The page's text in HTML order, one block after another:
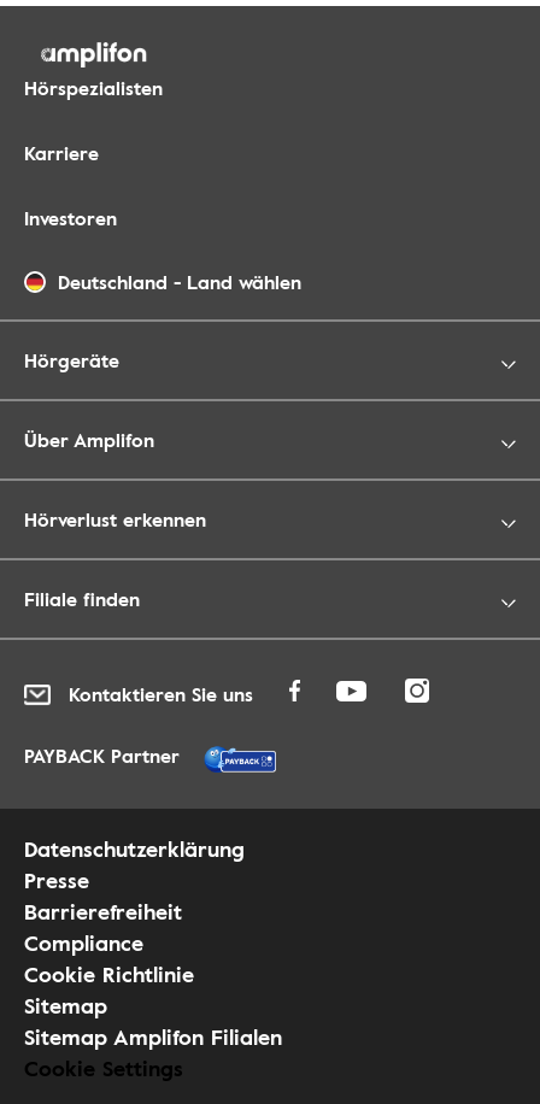
Hörspezialisten
Karriere
Investoren
Deutschland - Land wählen
Hörgeräte
Über Amplifon
Hörverlust erkennen
Filiale finden
Kontaktieren Sie uns
PAYBACK Partner
Datenschutzerklärung
Presse
Barrierefreiheit
Compliance
Cookie Richtlinie
Sitemap
Sitemap Amplifon Filialen
Cookie Settings